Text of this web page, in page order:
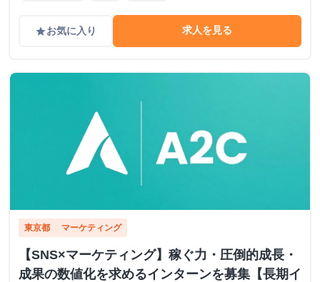
gradeお気に入り 求人を見る
東京都 マーケティング
【SNS×マーケティング】稼ぐ力・圧倒的成長・
成果の数値化を求めるインターンを募集【長期イ